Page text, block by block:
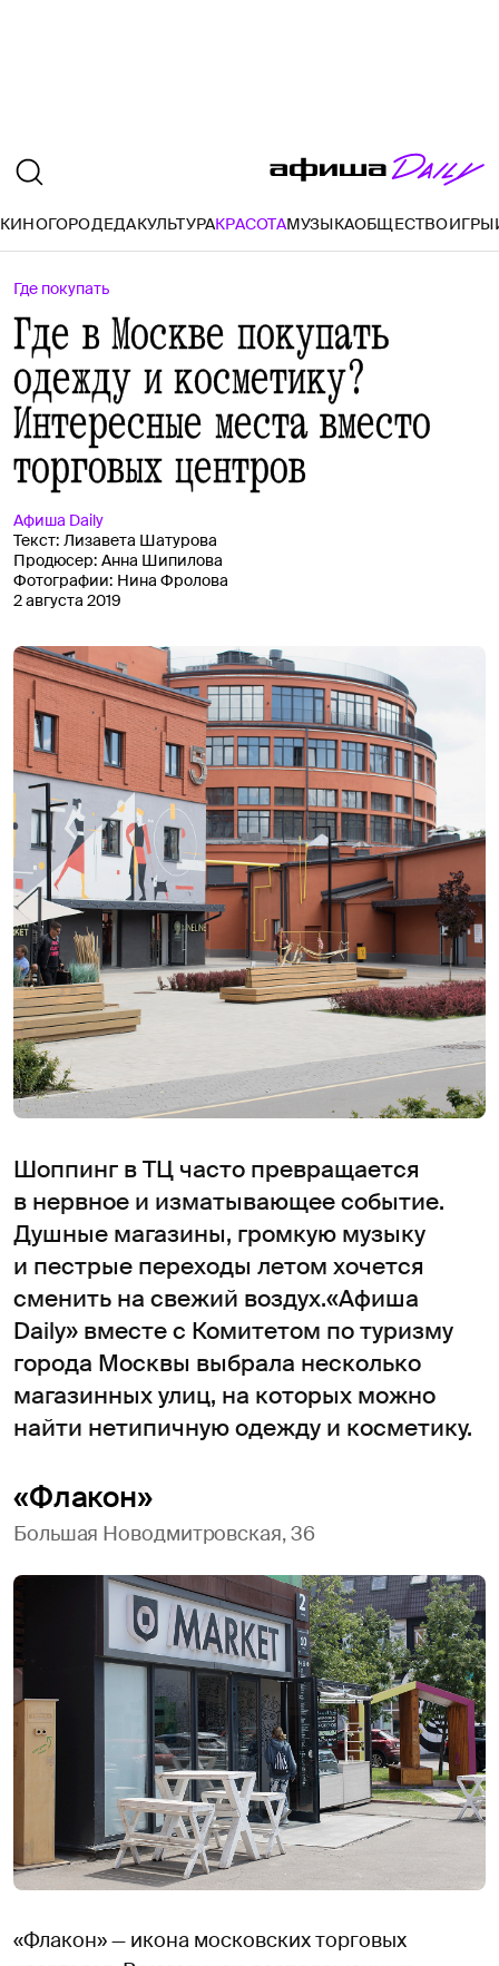
КИНОГОРОДЕДАКУЛЬТУРАКРАСОТАМУЗЫКАОБЩЕСТВОИГРЫ
Где покупать
Где в Москве покупать
одежду и косметику?
Интересные места вместо
торговых центров
Афиша Daily
Текст: Лизавета Шатурова
Продюсер: Анна Шипилова
Фотографии: Нина Фролова
2 августа 2019
Шоппинг в ТЦ часто превращается
в нервное и изматывающее событие.
Душные магазины, громкую музыку
и пестрые переходы летом хочется
сменить на свежий воздух.«Афиша
Daily» вместе с Комитетом по туризму
города Москвы выбрала несколько
магазинных улиц, на которых можно
найти нетипичную одежду и косметику.
«Флакон»
Большая Новодмитровская, 36
«Флакон» — икона московских торговых